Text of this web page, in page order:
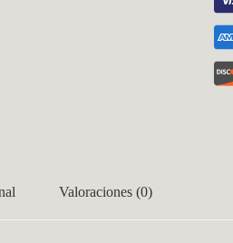
Valoraciones (0)